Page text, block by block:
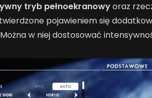
tryb pełnoekranowyoraz
pojawieniem się
w niej dostosować